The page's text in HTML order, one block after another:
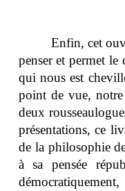
Enfin, cet
penser et permet le
qui nous est
point de vue,
deux
présentations, ce
de la philosophie
à sa pensée